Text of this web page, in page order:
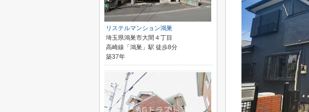
リステルマンション鴻巣
埼玉県鴻巣市大間４丁目
高崎線「鴻巣」駅 徒歩8分
築37年